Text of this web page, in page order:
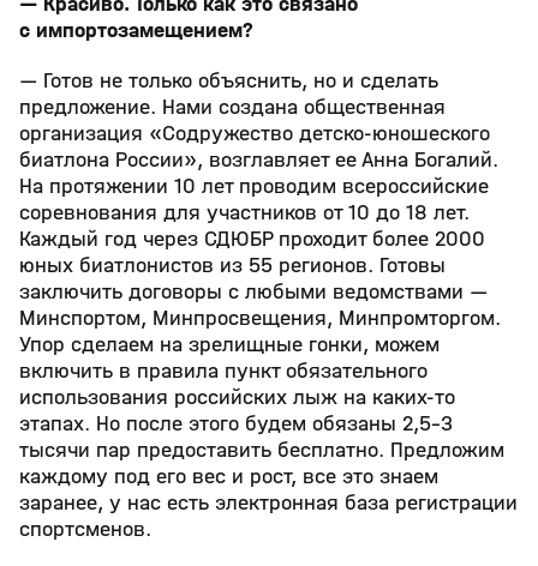
с импортозамещением?
— Готов не только объяснить, но и сделать
предложение. Нами создана общественная
организация «Содружество детско-юношеского
биатлона России», возглавляет ее Анна Богалий.
На протяжении 10 лет проводим всероссийские
соревнования для участников от 10 до 18 лет.
Каждый год через СДЮБР проходит более 2000
юных биатлонистов из 55 регионов. Готовы
заключить договоры с любыми ведомствами —
Минспортом, Минпросвещения, Минпромторгом.
Упор сделаем на зрелищные гонки, можем
включить в правила пункт обязательного
использования российских лыж на каких-то
этапах. Но после этого будем обязаны 2,5-3
тысячи пар предоставить бесплатно. Предложим
каждому под его вес и рост, все это знаем
заранее, у нас есть электронная база регистрации
спортсменов.